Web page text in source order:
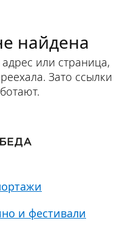
найдена
или страница,
Зато ссылки
и фестивали